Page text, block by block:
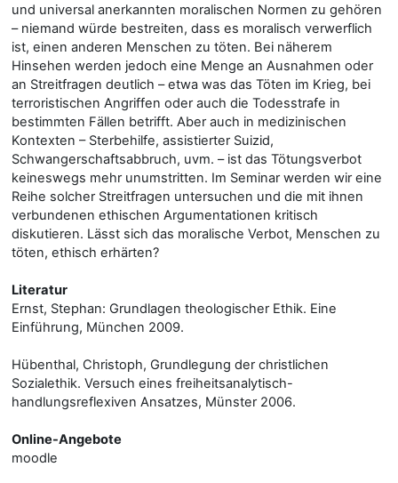
und universal anerkannten moralischen Normen zu gehören
– niemand würde bestreiten, dass es moralisch verwerflich
ist, einen anderen Menschen zu töten. Bei näherem
Hinsehen werden jedoch eine Menge an Ausnahmen oder
an Streitfragen deutlich – etwa was das Töten im Krieg, bei
terroristischen Angriffen oder auch die Todesstrafe in
bestimmten Fällen betrifft. Aber auch in medizinischen
Kontexten – Sterbehilfe, assistierter Suizid,
Schwangerschaftsabbruch, uvm. – ist das Tötungsverbot
keineswegs mehr unumstritten. Im Seminar werden wir eine
Reihe solcher Streitfragen untersuchen und die mit ihnen
verbundenen ethischen Argumentationen kritisch
diskutieren. Lässt sich das moralische Verbot, Menschen zu
töten, ethisch erhärten?
Literatur
Ernst, Stephan: Grundlagen theologischer Ethik. Eine
Einführung, München 2009.
Hübenthal, Christoph, Grundlegung der christlichen
Sozialethik. Versuch eines freiheitsanalytisch-
handlungsreflexiven Ansatzes, Münster 2006.
Online-Angebote
moodle